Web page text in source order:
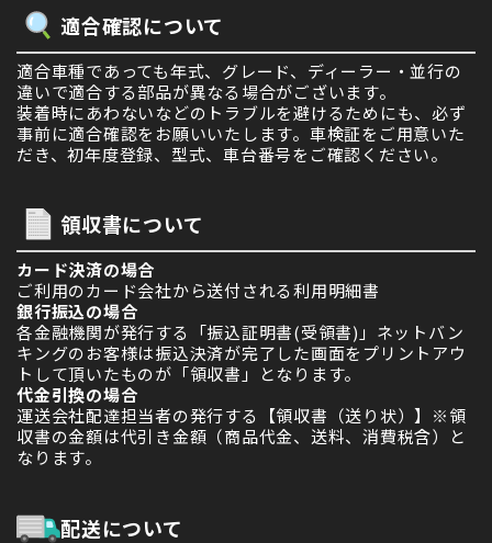
適合確認について
適合車種であっても年式、グレード、ディーラー・並行の
違いで適合する部品が異なる場合がございます。
装着時にあわないなどのトラブルを避けるためにも、必ず
事前に適合確認をお願いいたします。車検証をご用意いた
だき、初年度登録、型式、車台番号をご確認ください。
領収書について
カード決済の場合
ご利用のカード会社から送付される利用明細書
銀行振込の場合
各金融機関が発行する「振込証明書(受領書)」ネットバン
キングのお客様は振込決済が完了した画面をプリントアウ
トして頂いたものが「領収書」となります。
代金引換の場合
運送会社配達担当者の発行する【領収書（送り状）】※領
収書の金額は代引き金額（商品代金、送料、消費税含）と
なります。
配送について